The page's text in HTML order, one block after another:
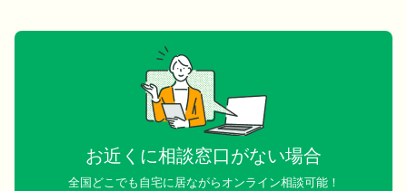
お近くに相談窓口がない場合
全国どこでも自宅に居ながらオンライン相談可能！